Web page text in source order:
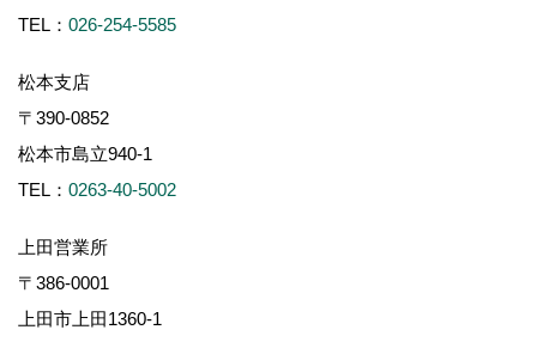
TEL： 026-254-5585
松本支店
〒390-0852
松本市島立940-1
TEL： 0263-40-5002
上田営業所
〒386-0001
上田市上田1360-1